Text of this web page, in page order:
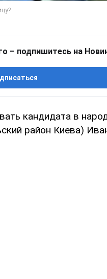
– подпишитесь на
кандидата в
район Киева)